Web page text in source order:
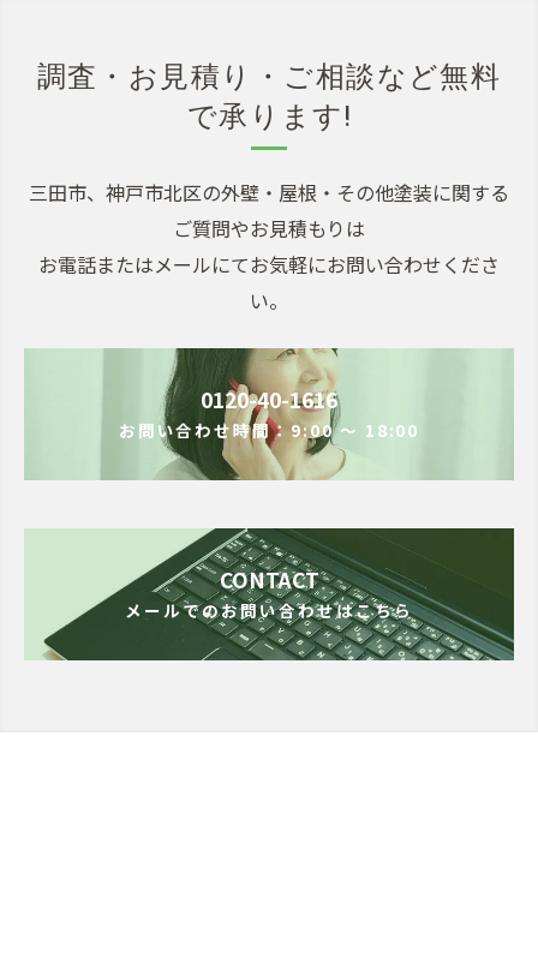
調査・お見積り・ご相談など無料
で承ります!
三田市、神戸市北区の外壁・屋根・その他塗装に関する
ご質問やお見積もりは
お電話またはメールにてお気軽にお問い合わせくださ
い。
0120-40-1616
お問い合わせ時間：9:00 ～ 18:00
CONTACT
メールでのお問い合わせはこちら